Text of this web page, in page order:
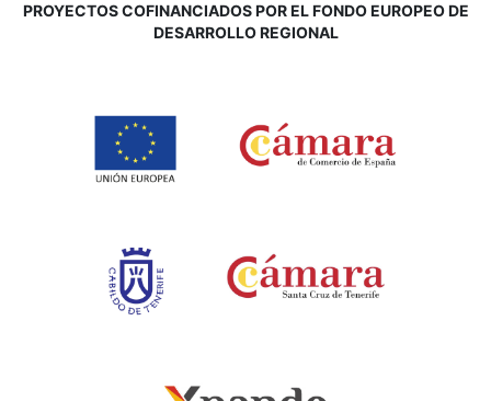
PROYECTOS COFINANCIADOS POR EL FONDO EUROPEO DE
DESARROLLO REGIONAL